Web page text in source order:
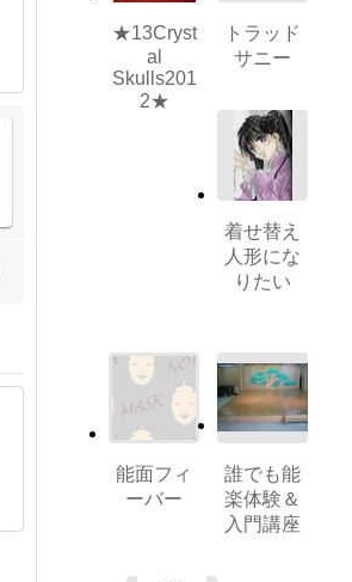
★13Cryst
al
Skulls201
2★
トラッド
サニー
着せ替え
人形にな
りたい
能面フィ
ーバー
誰でも能
楽体験＆
入門講座